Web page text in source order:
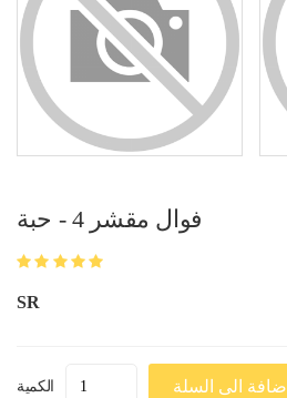
فوال مقشر 4 - حبة
SR
الكمية اضافة الى السلة